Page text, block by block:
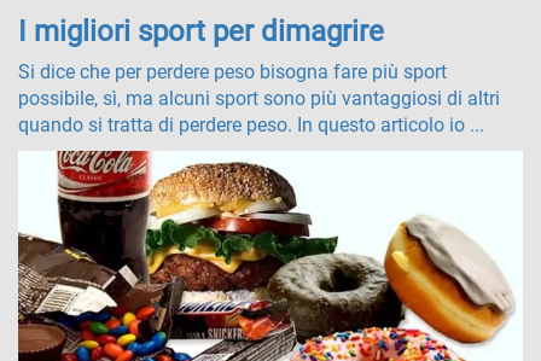
I migliori sport per dimagrire
Si dice che per perdere peso bisogna fare più sport
possibile, sì, ma alcuni sport sono più vantaggiosi di altri
quando si tratta di perdere peso. In questo articolo io ...